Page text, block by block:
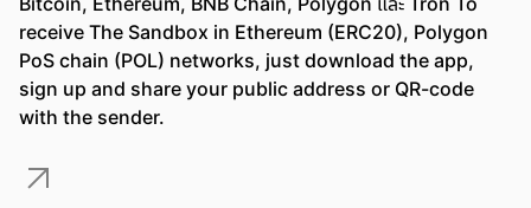
receive The Sandbox in Ethereum (ERC20), Polygon
PoS chain (POL) networks, just download the app,
sign up and share your public address or QR-code
with the sender.